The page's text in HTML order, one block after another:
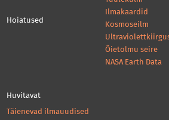
Hoiatused
Ilmakaardid
Kosmoseilm
Õietolmu seire
NASA Earth Data
Huvitavat
Täienevad ilmauudised